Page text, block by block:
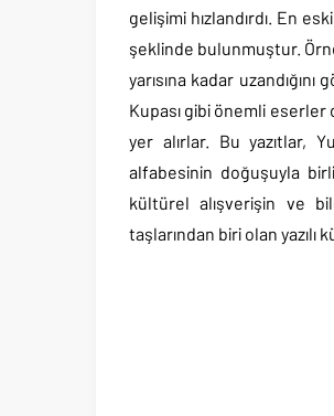
gelişimi hızlandırdı. En
şeklinde bulunmuştur.
yarısına kadar
Kupası gibi önemli eserler
yer alırlar. Bu yazıtlar,
alfabesinin doğuşuyla
kültürel alışverişin ve
taşlarından biri olan yazılı